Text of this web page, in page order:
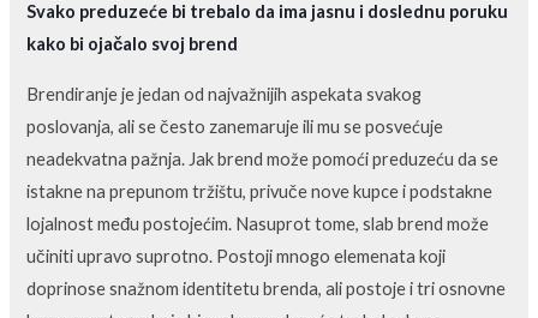
Svako preduzeće bi trebalo da ima jasnu i doslednu poruku
kako bi ojačalo svoj brend
Brendiranje je jedan od najvažnijih aspekata svakog
poslovanja, ali se često zanemaruje ili mu se posvećuje
neadekvatna pažnja. Jak brend može pomoći preduzeću da se
istakne na prepunom tržištu, privuče nove kupce i podstakne
lojalnost među postojećim. Nasuprot tome, slab brend može
učiniti upravo suprotno. Postoji mnogo elemenata koji
doprinose snažnom identitetu brenda, ali postoje i tri osnovne